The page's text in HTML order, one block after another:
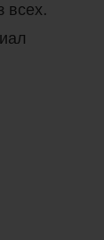
всех.